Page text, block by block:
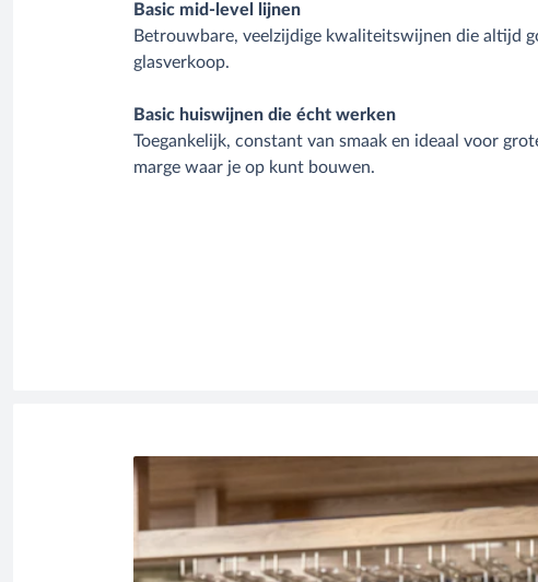
Basic mid‑level lijnen
Betrouwbare, veelzijdige kwaliteitswijnen die altijd
glasverkoop.
Basic huiswijnen die écht werken
Toegankelijk, constant van smaak en ideaal voor
marge waar je op kunt bouwen.